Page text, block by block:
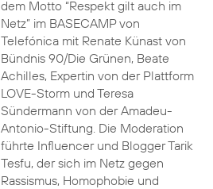
dem Motto “Respekt gilt auch im
Netz” im BASECAMP von
Telefónica mit Renate Künast von
Bündnis 90/Die Grünen, Beate
Achilles, Expertin von der Plattform
LOVE-Storm und Teresa
Sündermann von der Amadeu-
Antonio-Stiftung. Die Moderation
führte Influencer und Blogger Tarik
Tesfu, der sich im Netz gegen
Rassismus, Homophobie und